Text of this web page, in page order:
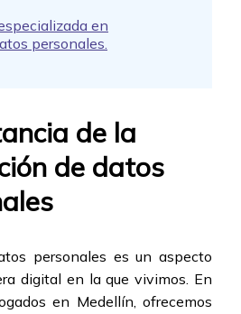
en
personales.
de la
de datos
personales es un aspecto
digital en la que vivimos. En
en Medellín, ofrecemos